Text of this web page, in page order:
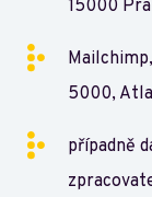
15000
5000,
případně